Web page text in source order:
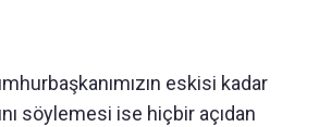
eskisi kadar
söylemesi ise hiçbir açıdan